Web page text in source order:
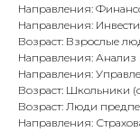
Направления:
Направления:
Возраст: Взрослые
Направления:
Направления:
Возраст: Школьники
Возраст: Люди
Направления: